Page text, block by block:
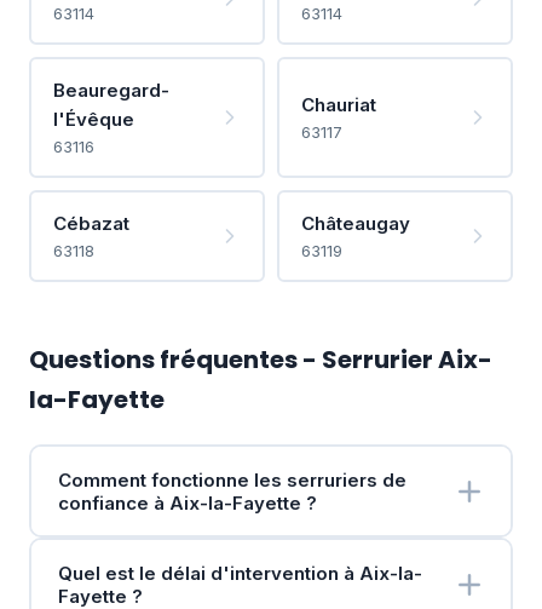
63114 63114
Beauregard-
l'Évêque
63116
Chauriat
63117
Cébazat
63118
Châteaugay
63119
Questions fréquentes - Serrurier Aix-
la-Fayette
Comment fonctionne les serruriers de
confiance à Aix-la-Fayette ?
Quel est le délai d'intervention à Aix-la-
Fayette ?